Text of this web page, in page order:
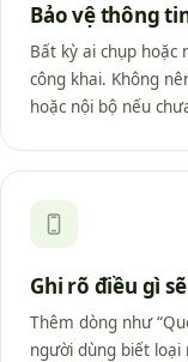
Bảo vệ thông
Bất kỳ ai chụp hoặc
công khai. Không
hoặc nội bộ nếu
Ghi rõ điều gì
Thêm dòng như
người dùng biết loại